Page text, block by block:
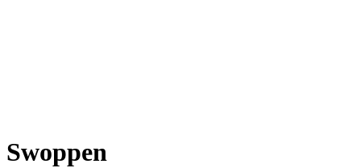
Swoppen